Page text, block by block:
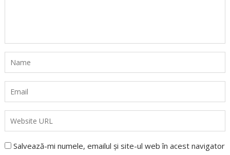
Salvează-mi numele, emailul și site-ul web în acest navigator